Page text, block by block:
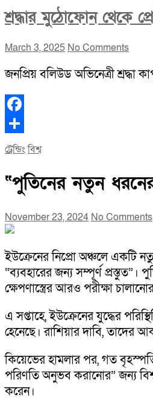
শ্রদ্ধার মুঠোফোন থেকে
March 3, 2025 No Comments
জনপ্রিয় বলিউড অভিনেত্রী শ্রদ্ধা
Facebook
Share
ট্রেন্ডিংবিশ্ব
“পুতিনের নতুন ধরনের
November 23, 2024 No Comments
ইউক্রেনের নিপ্রো অঞ্চলে একটি
“ব্যবহারের জন্য সম্পূর্ণ
ক্ষেপণাস্ত্রের আরও পরীক্ষা
এ সপ্তাহে, ইউক্রেনের যুদ্ধের
হেনেছে। রাশিয়ার দাবি, তাদের
কিয়েভের হামলার পর, গত
পরিণতি অনুভব করানোর” জন্য
করেন।